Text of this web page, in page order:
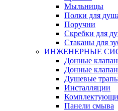
Мыльницы
Полки для
Поручни
Скребки для
Стаканы для
ИНЖЕНЕРНЫЕ
Донные
Донные
Душевые
Инсталляции
Панели смыва